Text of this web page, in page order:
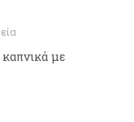
καπνικά με